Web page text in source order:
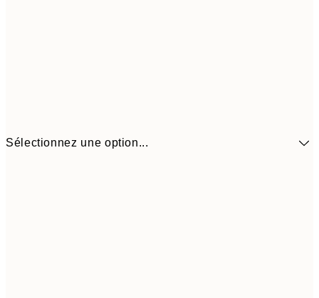
Sélectionnez une option...